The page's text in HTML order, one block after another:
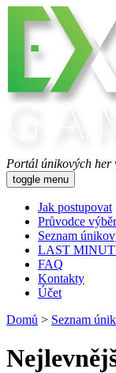
Portál únikových her
toggle menu
Jak postupovat
Průvodce
Seznam
LAST
FAQ
Kontakty
Účet
Domů > Seznam